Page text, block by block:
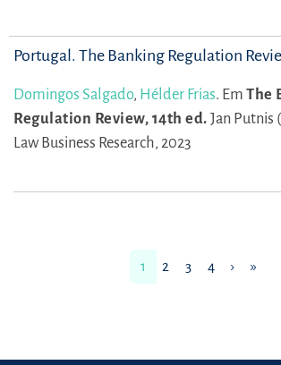
Portugal. The Banking Regulation
Domingos Salgado, Hélder Frias. Em The
Regulation Review, 14th ed. Jan Putnis
Law Business Research, 2023
1 2 3 4 › »